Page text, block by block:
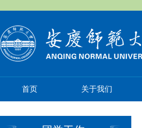
首页 关于我们